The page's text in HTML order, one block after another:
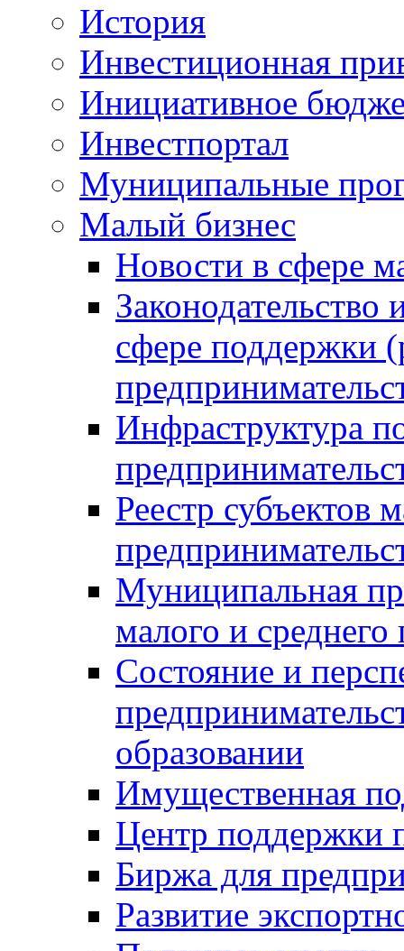
История
Инвестиционная
Инициативное
Инвестпортал
Муниципальные
Малый бизнес
Новости в сфере
сфере поддержки
Инфраструктура
Реестр субъектов
Муниципальная
малого и среднего
Состояние и
образовании
Имущественная
Центр поддержки
Биржа для
Развитие